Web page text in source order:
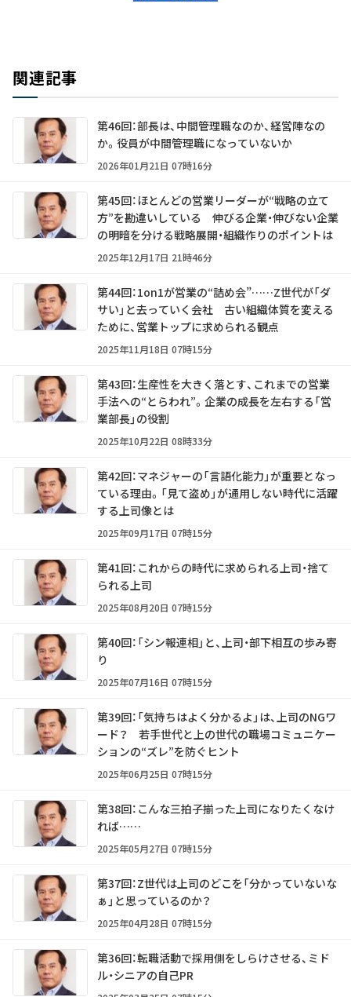
関連記事
第46回：部長は、中間管理職なのか、経営陣なの
か。役員が中間管理職になっていないか
2026年01月21日 07時16分
第45回：ほとんどの営業リーダーが“戦略の立て
方”を勘違いしている 伸びる企業・伸びない企業
の明暗を分ける戦略展開・組織作りのポイントは
2025年12月17日 21時46分
第44回：1on1が営業の“詰め会”……Z世代が「ダ
サい」と去っていく会社 古い組織体質を変える
ために、営業トップに求められる観点
2025年11月18日 07時15分
第43回：生産性を大きく落とす、これまでの営業
手法への“とらわれ”。企業の成長を左右する「営
業部長」の役割
2025年10月22日 08時33分
第42回：マネジャーの「言語化能力」が重要となっ
ている理由。「見て盗め」が通用しない時代に活躍
する上司像とは
2025年09月17日 07時15分
第41回：これからの時代に求められる上司・捨て
られる上司
2025年08月20日 07時15分
第40回：「シン報連相」と、上司・部下相互の歩み寄
り
2025年07月16日 07時15分
第39回：「気持ちはよく分かるよ」は、上司のNGワ
ード？ 若手世代と上の世代の職場コミュニケー
ションの“ズレ”を防ぐヒント
2025年06月25日 07時15分
第38回：こんな三拍子揃った上司になりたくなけ
れば……
2025年05月27日 07時15分
第37回：Z世代は上司のどこを「分かっていないな
ぁ」と思っているのか？
2025年04月28日 07時15分
第36回：転職活動で採用側をしらけさせる、ミド
ル・シニアの自己PR